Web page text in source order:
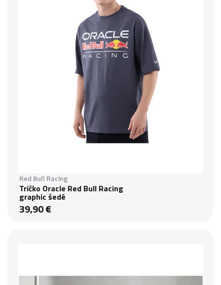
Red Bull Racing
Tričko Oracle Red Bull Racing
graphic šedé
39,90 €